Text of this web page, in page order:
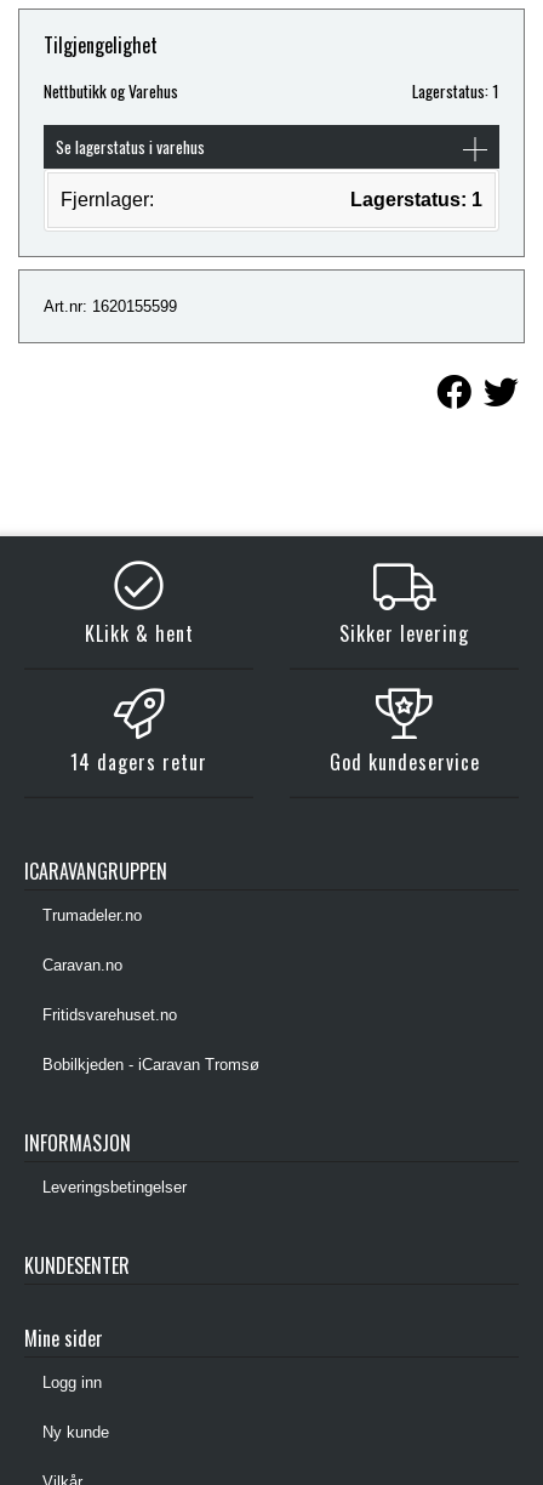
Tilgjengelighet
Nettbutikk og Varehus Lagerstatus: 1
Se lagerstatus i varehus
Fjernlager: Lagerstatus: 1
Art.nr: 1620155599
KLikk & hent Sikker levering
14 dagers retur God kundeservice
ICARAVANGRUPPEN
Trumadeler.no
Caravan.no
Fritidsvarehuset.no
Bobilkjeden - iCaravan Tromsø
INFORMASJON
Leveringsbetingelser
KUNDESENTER
Mine sider
Logg inn
Ny kunde